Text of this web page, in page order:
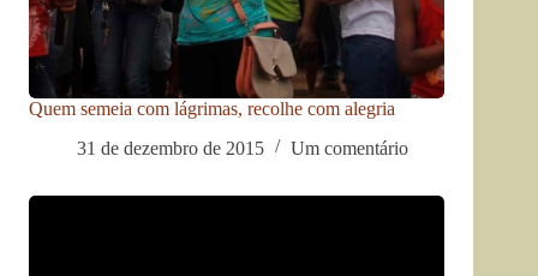
Quem semeia com lágrimas, recolhe com alegria
31 de dezembro de 2015
Um comentário